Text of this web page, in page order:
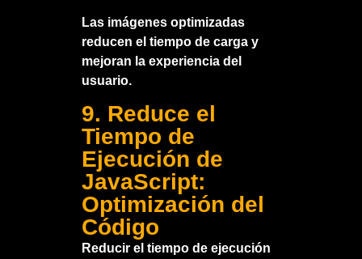
Las imágenes optimizadas
reducen el tiempo de carga y
mejoran la experiencia del
usuario.
9. Reduce el
Tiempo de
Ejecución de
JavaScript:
Optimización del
Código
Reducir el tiempo de ejecución